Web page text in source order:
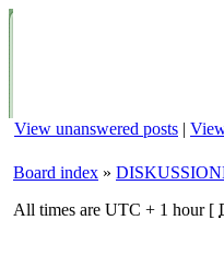
View unanswered posts |
Board index »
All times are UTC + 1 hour [